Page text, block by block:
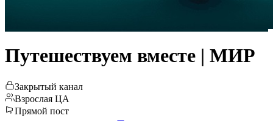
Путешествуем вместе | МИР
Закрытый канал
Взрослая ЦА
Прямой пост